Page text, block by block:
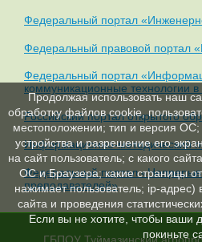
Федеральный портал
Федеральный правовой портал
Федеральный портал
коммуникационные технологии
Российский портал открытого
Информационно-методический
Федеральный портал
преподавателей»
Продолжая использовать наш
обработку файлов cookie,
местоположении; тип и версия ОС;
устройства и разрешение его
на сайт пользователь; с какого
ОС и Браузера; какие страницы
нажимает пользователь; ip-
сайта и проведения
Если вы не хотите, чтобы ваши
покиньте